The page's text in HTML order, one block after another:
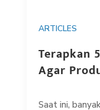
ARTICLES
Terapkan
Agar
Saat ini,